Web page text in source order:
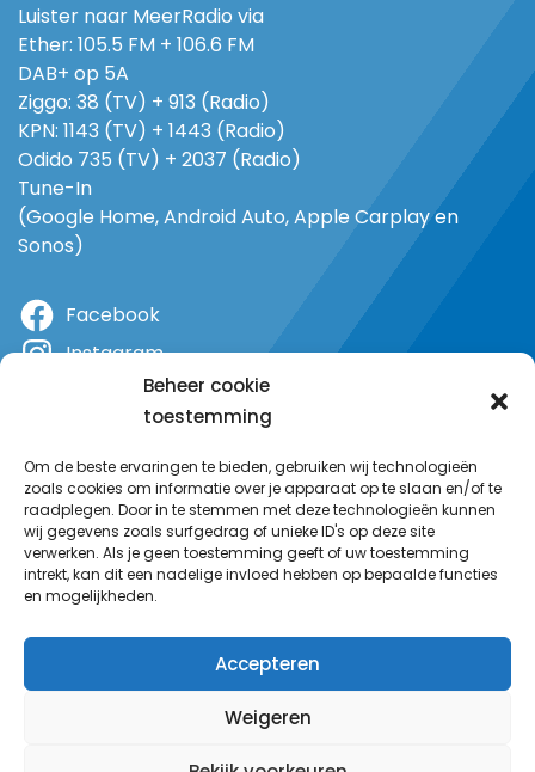
Beheer cookie
toestemming
Om de beste ervaringen te bieden, gebruiken wij technologieën
zoals cookies om informatie over je apparaat op te slaan en/of te
raadplegen. Door in te stemmen met deze technologieën kunnen
wij gegevens zoals surfgedrag of unieke ID's op deze site
verwerken. Als je geen toestemming geeft of uw toestemming
intrekt, kan dit een nadelige invloed hebben op bepaalde functies
en mogelijkheden.
Accepteren
Weigeren
Luister naar MeerRadio via
Ether: 105.5 FM + 106.6 FM
DAB+ op 5A
Ziggo: 38 (TV) + 913 (Radio)
KPN: 1143 (TV) + 1443 (Radio)
Odido 735 (TV) + 2037 (Radio)
Tune-In
(Google Home, Android Auto, Apple Carplay en
Sonos)
Facebook
Instagram
YouTube